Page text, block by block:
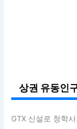
상권 유동인
GTX 신설로 청학